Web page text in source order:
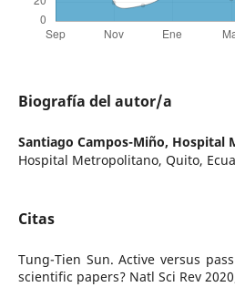
Biografía del autor/a
Santiago Campos-Miño, Hospital
Hospital Metropolitano, Quito,
Citas
Tung-Tien Sun. Active versus
scientific papers? Natl Sci Rev